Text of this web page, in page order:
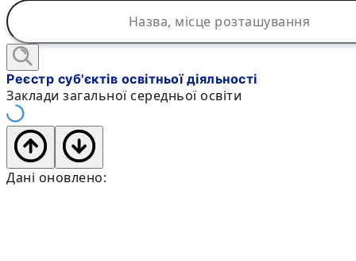
Реєстр суб'єктів освітньої діяльності
Заклади загальної середньої освіти
Дані оновлено: